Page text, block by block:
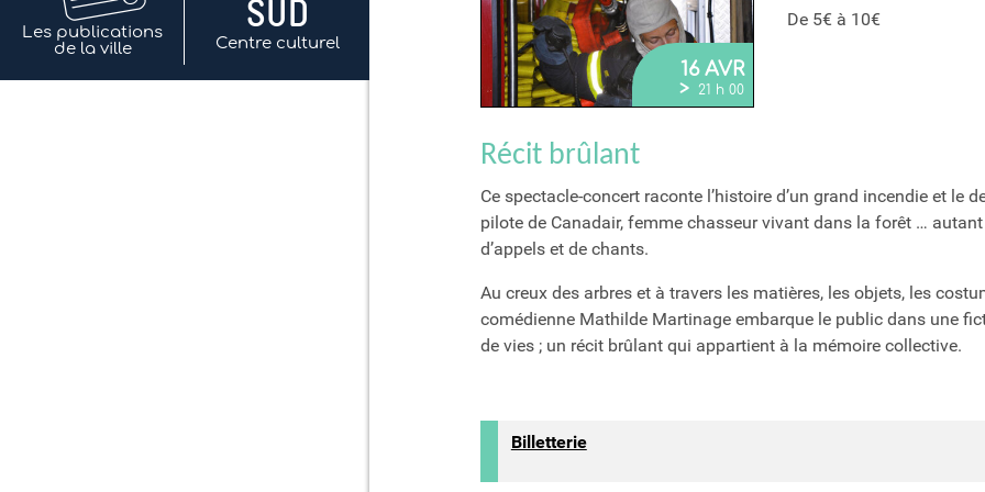
16 AVR
> 21 h 00
De 5€ à 10€
Récit brûlant
Ce spectacle-concert raconte l’histoire d’un grand incendie et le
pilote de Canadair, femme chasseur vivant dans la forêt …
d’appels et de chants.
Au creux des arbres et à travers les matières, les objets, les
comédienne Mathilde Martinage embarque le public dans une
de vies ; un récit brûlant qui appartient à la mémoire collective.
Billetterie
Les publications
de la ville
Centre culturel